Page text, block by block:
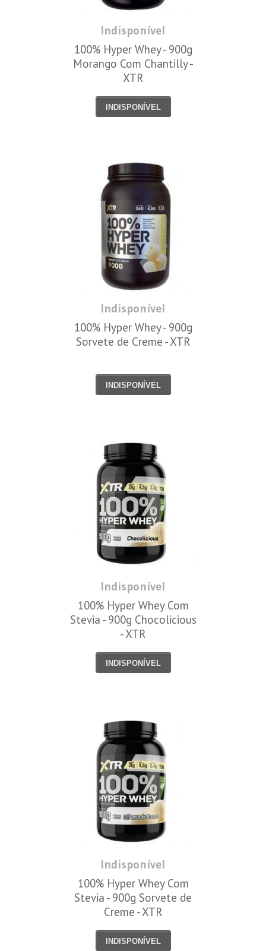
Indisponível
100% Hyper Whey - 900g
Morango Com Chantilly -
XTR
INDISPONÍVEL
Indisponível
100% Hyper Whey - 900g
Sorvete de Creme - XTR
INDISPONÍVEL
Indisponível
100% Hyper Whey Com
Stevia - 900g Chocolicious
- XTR
INDISPONÍVEL
Indisponível
100% Hyper Whey Com
Stevia - 900g Sorvete de
Creme - XTR
INDISPONÍVEL